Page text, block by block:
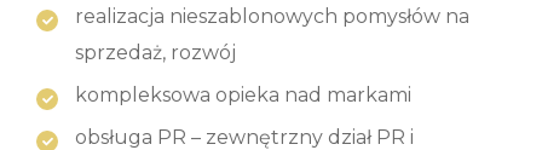
realizacja nieszablonowych pomysłów na
sprzedaż, rozwój
kompleksowa opieka nad markami
obsługa PR – zewnętrzny dział PR i